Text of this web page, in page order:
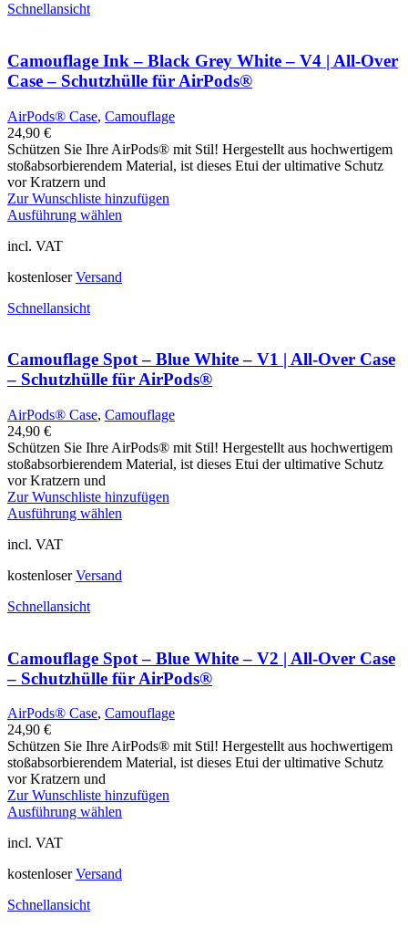
Schnellansicht
Camouflage Ink – Black Grey White – V4 | All-Over
Case – Schutzhülle für AirPods®
AirPods® Case, Camouflage
24,90 €
Schützen Sie Ihre AirPods® mit Stil! Hergestellt aus hochwertigem
stoßabsorbierendem Material, ist dieses Etui der ultimative Schutz
vor Kratzern und
Zur Wunschliste hinzufügen
Ausführung wählen
incl. VAT
kostenloserVersand
Schnellansicht
Camouflage Spot – Blue White – V1 | All-Over Case
– Schutzhülle für AirPods®
AirPods® Case, Camouflage
24,90 €
Schützen Sie Ihre AirPods® mit Stil! Hergestellt aus hochwertigem
stoßabsorbierendem Material, ist dieses Etui der ultimative Schutz
vor Kratzern und
Zur Wunschliste hinzufügen
Ausführung wählen
incl. VAT
kostenloserVersand
Schnellansicht
Camouflage Spot – Blue White – V2 | All-Over Case
– Schutzhülle für AirPods®
AirPods® Case, Camouflage
24,90 €
Schützen Sie Ihre AirPods® mit Stil! Hergestellt aus hochwertigem
stoßabsorbierendem Material, ist dieses Etui der ultimative Schutz
vor Kratzern und
Zur Wunschliste hinzufügen
Ausführung wählen
incl. VAT
kostenloserVersand
Schnellansicht